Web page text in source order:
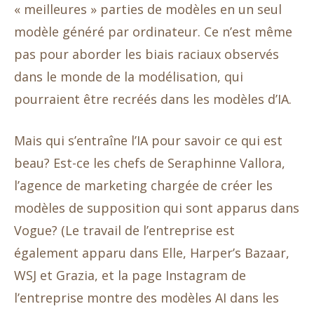
« meilleures » parties de modèles en un seul
modèle généré par ordinateur. Ce n’est même
pas pour aborder les biais raciaux observés
dans le monde de la modélisation, qui
pourraient être recréés dans les modèles d’IA.
Mais qui s’entraîne l’IA pour savoir ce qui est
beau? Est-ce les chefs de Seraphinne Vallora,
l’agence de marketing chargée de créer les
modèles de supposition qui sont apparus dans
Vogue? (Le travail de l’entreprise est
également apparu dans Elle, Harper’s Bazaar,
WSJ et Grazia, et la page Instagram de
l’entreprise montre des modèles AI dans les